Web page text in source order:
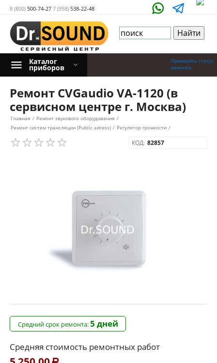
8 (800) 500-74-27 7 (958) 538-22-48
Проверить статус
ремонта
Каталог
приборов
Ремонт CVGaudio VA-1120 (в
сервисном центре г. Москва)
Главная / Ремонт звукового оборудования /
Ремонт систем трансляции (Public adress) / Регулятор громкости /
КОД: 82857
Средний срок ремонта:5 дней
Средняя стоимость ремонтных работ
Р